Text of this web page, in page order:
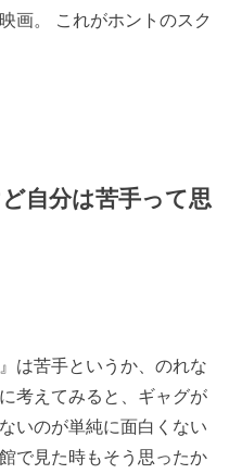
画。 これがホントのスク
自分は苦手って思
は苦手というか、のれな
考えてみると、ギャグが
いのが単純に面白くない
で見た時もそう思ったか